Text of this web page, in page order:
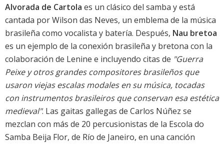
Alvorada de Cartola es un clásico del samba y está
cantada por Wilson das Neves, un emblema de la música
brasileña como vocalista y batería. Después, Nau bretoa
es un ejemplo de la conexión brasileña y bretona con la
colaboración de Lenine e incluyendo citas de "Guerra
Peixe y otros grandes compositores brasileños que
usaron viejas escalas modales en su música, tocadas
con instrumentos brasileiros que conservan esa estética
medieval". Las gaitas gallegas de Carlos Núñez se
mezclan con más de 20 percusionistas de la Escola do
Samba Beija Flor, de Río de Janeiro, en una canción